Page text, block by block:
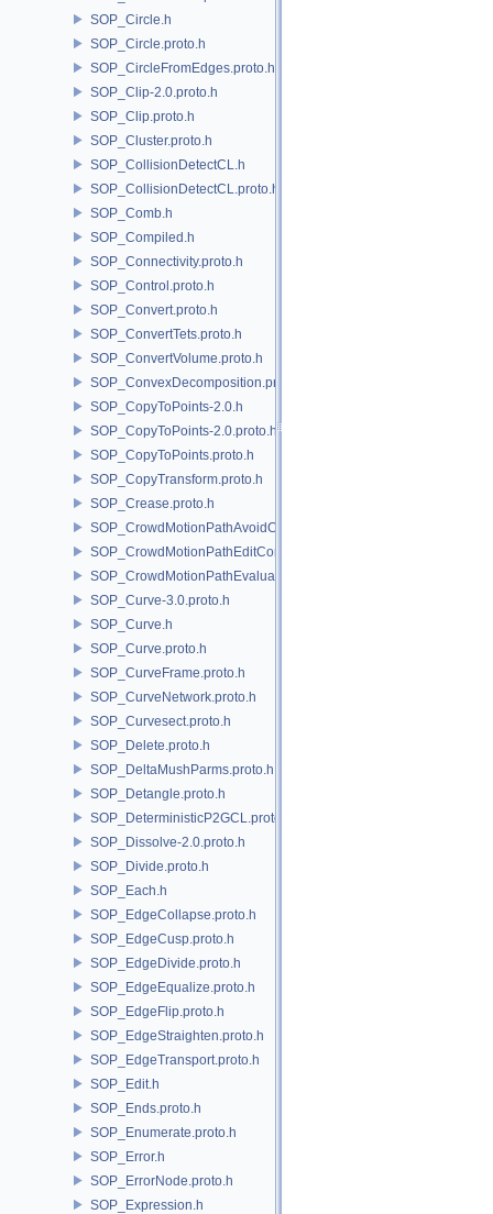
SOP_Circle.h
SOP_Circle.proto.h
SOP_CircleFromEdges.proto.h
SOP_Clip-2.0.proto.h
SOP_Clip.proto.h
SOP_Cluster.proto.h
SOP_CollisionDetectCL.h
SOP_CollisionDetectCL.proto.h
SOP_Comb.h
SOP_Compiled.h
SOP_Connectivity.proto.h
SOP_Control.proto.h
SOP_Convert.proto.h
SOP_ConvertTets.proto.h
SOP_ConvertVolume.proto.h
SOP_ConvexDecomposition.proto.h
SOP_CopyToPoints-2.0.h
SOP_CopyToPoints-2.0.proto.h
SOP_CopyToPoints.proto.h
SOP_CopyTransform.proto.h
SOP_Crease.proto.h
SOP_CrowdMotionPathAvoidCore.proto.h
SOP_CrowdMotionPathEditCore.proto.h
SOP_CrowdMotionPathEvaluateCore.proto.h
SOP_Curve-3.0.proto.h
SOP_Curve.h
SOP_Curve.proto.h
SOP_CurveFrame.proto.h
SOP_CurveNetwork.proto.h
SOP_Curvesect.proto.h
SOP_Delete.proto.h
SOP_DeltaMushParms.proto.h
SOP_Detangle.proto.h
SOP_DeterministicP2GCL.proto.h
SOP_Dissolve-2.0.proto.h
SOP_Divide.proto.h
SOP_Each.h
SOP_EdgeCollapse.proto.h
SOP_EdgeCusp.proto.h
SOP_EdgeDivide.proto.h
SOP_EdgeEqualize.proto.h
SOP_EdgeFlip.proto.h
SOP_EdgeStraighten.proto.h
SOP_EdgeTransport.proto.h
SOP_Edit.h
SOP_Ends.proto.h
SOP_Enumerate.proto.h
SOP_Error.h
SOP_ErrorNode.proto.h
SOP_Expression.h